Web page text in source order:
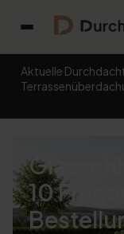
Aktuelle
10